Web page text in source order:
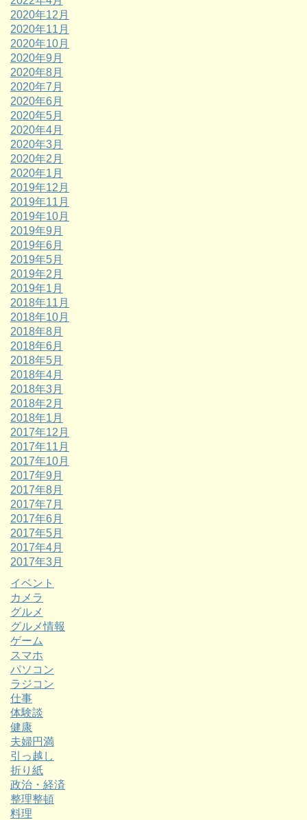
2020年12月
2020年11月
2020年10月
2020年9月
2020年8月
2020年7月
2020年6月
2020年5月
2020年4月
2020年3月
2020年2月
2020年1月
2019年12月
2019年11月
2019年10月
2019年9月
2019年6月
2019年5月
2019年2月
2019年1月
2018年11月
2018年10月
2018年8月
2018年6月
2018年5月
2018年4月
2018年3月
2018年2月
2018年1月
2017年12月
2017年11月
2017年10月
2017年9月
2017年8月
2017年7月
2017年6月
2017年5月
2017年4月
2017年3月
イベント
カメラ
グルメ
グルメ情報
ゲーム
スマホ
パソコン
ラジコン
仕事
体験談
健康
夫婦円満
引っ越し
折り紙
政治・経済
整理整頓
料理